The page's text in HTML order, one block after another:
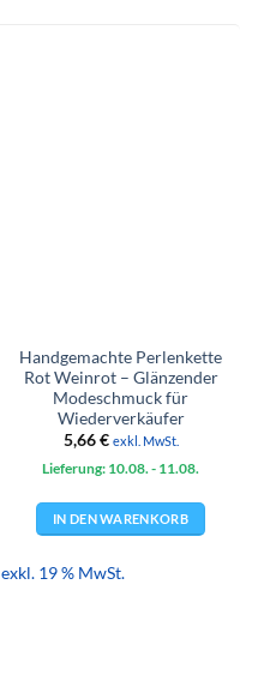
Handgemachte Perlenkette
Rot Weinrot – Glänzender
Modeschmuck für
Wiederverkäufer
5,66€ exkl. MwSt.
Lieferung: 10.08. - 11.08.
IN DEN WARENKORB
exkl. 19 % MwSt.